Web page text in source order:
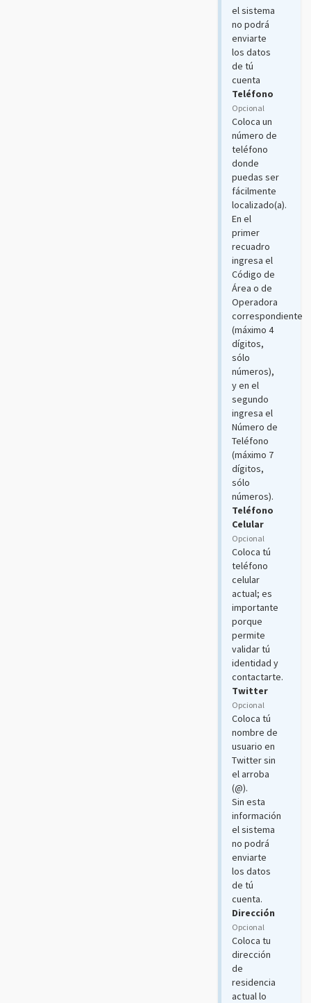
el sistema
no podrá
enviarte
los datos
de tú
cuenta
Teléfono
Opcional
Coloca un
número de
teléfono
donde
puedas ser
fácilmente
localizado(a).
En el
primer
recuadro
ingresa el
Código de
Área o de
Operadora
correspondiente
(máximo 4
dígitos,
sólo
números),
y en el
segundo
ingresa el
Número de
Teléfono
(máximo 7
dígitos,
sólo
números).
Teléfono
Celular
Opcional
Coloca tú
teléfono
celular
actual; es
importante
porque
permite
validar tú
identidad y
contactarte.
Twitter
Opcional
Coloca tú
nombre de
usuario en
Twitter sin
el arroba
(@).
Sin esta
información
el sistema
no podrá
enviarte
los datos
de tú
cuenta.
Dirección
Opcional
Coloca tu
dirección
de
residencia
actual lo